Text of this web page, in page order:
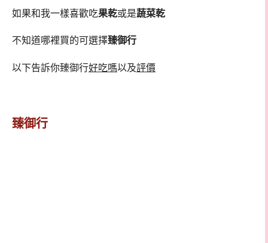
如果和我一樣喜歡吃果乾或是蔬菜乾
不知道哪裡買的可選擇臻御行
以下告訴你臻御行好吃嗎以及評價
臻御行